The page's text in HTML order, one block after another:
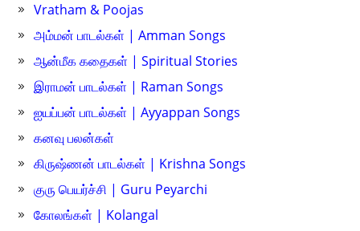
Vratham & Poojas
அம்மன் பாடல்கள் | Amman Songs
ஆன்மீக கதைகள் | Spiritual Stories
இராமன் பாடல்கள் | Raman Songs
ஐயப்பன் பாடல்கள் | Ayyappan Songs
கனவு பலன்கள்
கிருஷ்ணன் பாடல்கள் | Krishna Songs
குரு பெயர்ச்சி | Guru Peyarchi
கோலங்கள் | Kolangal